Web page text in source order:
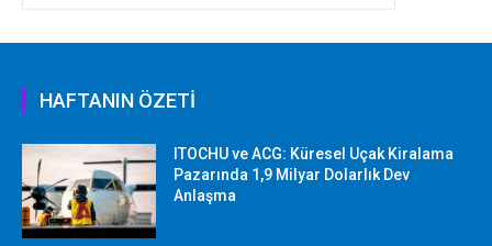
HAFTANIN ÖZETİ
ITOCHU ve ACG: Küresel Uçak Kiralama
Pazarında 1,9 Milyar Dolarlık Dev
Anlaşma